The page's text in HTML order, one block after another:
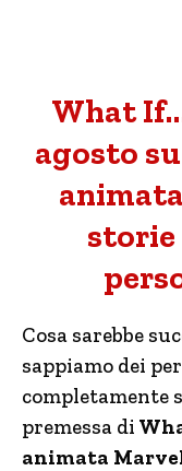
What
agosto
Cosa sarebbe
sappiamo dei
completamente
premessa di
animata